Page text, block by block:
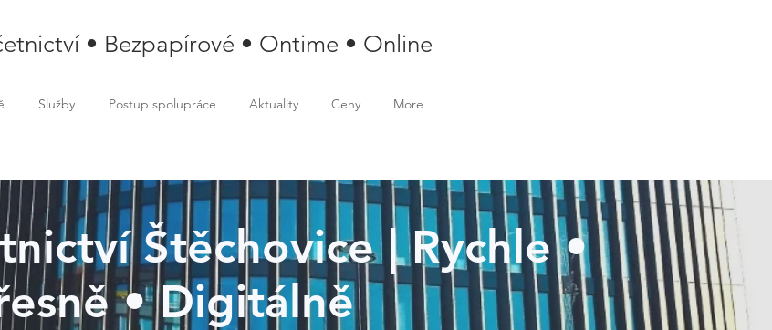
• Bezpapírové • Ontime • Online
Služby Postup spolupráce Aktuality Ceny More
Štěchovice | Rychle •
• Digitálně